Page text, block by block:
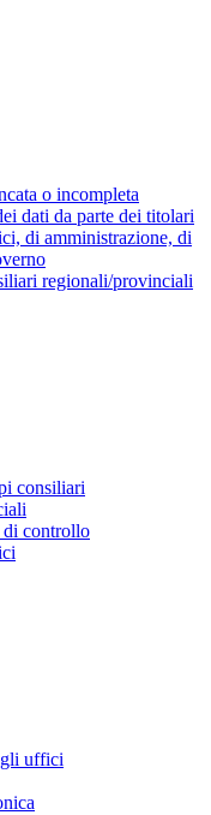
o incompleta
dati da parte dei titolari
di amministrazione, di
regionali/provinciali
consiliari
controllo
uffici